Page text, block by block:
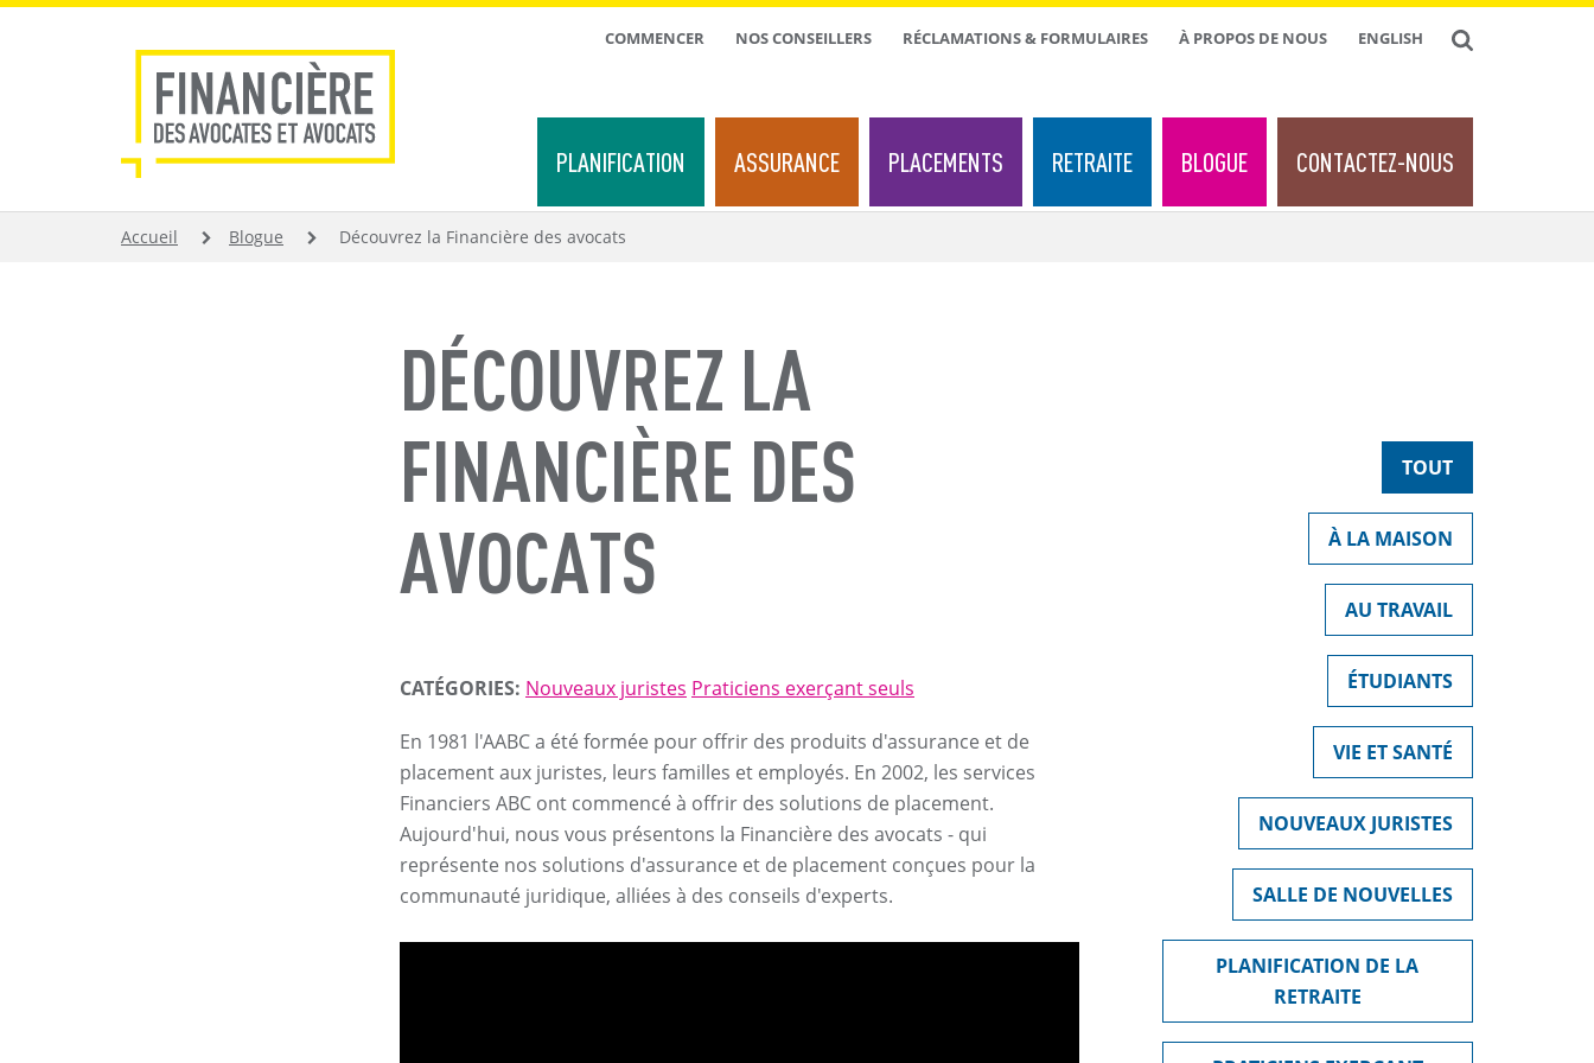
Aller
TOP
COMMENCER NOS CONSEILLERS RÉCLAMATIONS & FORMULAIRES À PROPOS DE NOUS ENGLISH
PLANIFICATION ASSURANCE PLACEMENTS RETRAITE BLOGUE CONTACTEZ-NOUS
FIL
Accueil Blogue Découvrez la Financière des avocats
DÉCOUVREZ LA
FINANCIÈRE DES
AVOCATS
CATÉGORIES: Nouveaux juristes Praticiens exerçant seuls
En 1981 l'AABC a été formée pour offrir des produits d'assurance et de
placement aux juristes, leurs familles et employés. En 2002, les services
Financiers ABC ont commencé à offrir des solutions de placement.
Aujourd'hui, nous vous présentons la Financière des avocats - qui
représente nos solutions d'assurance et de placement conçues pour la
communauté juridique, alliées à des conseils d'experts.
TOUT
À LA MAISON
AU TRAVAIL
ÉTUDIANTS
VIE ET SANTÉ
NOUVEAUX JURISTES
SALLE DE NOUVELLES
PLANIFICATION DE LA
RETRAITE